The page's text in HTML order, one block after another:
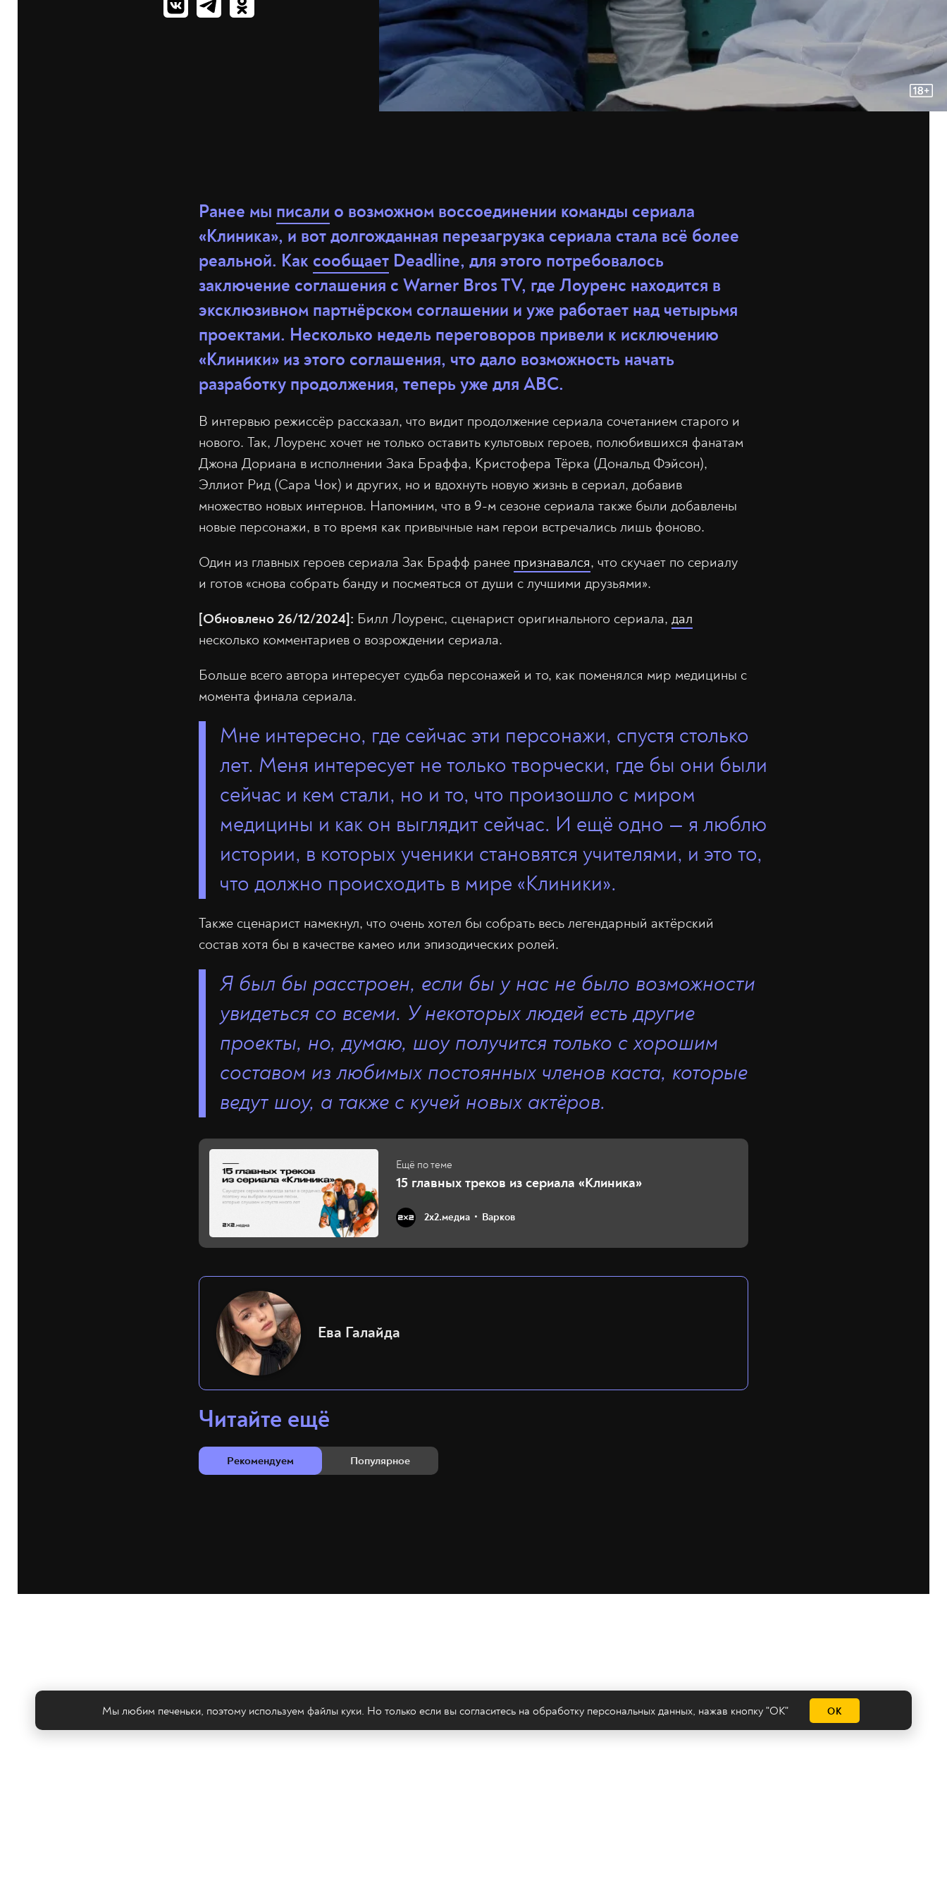
Ранее мы писали о возможном воссоединении команды сериала
«Клиника», и вот долгожданная перезагрузка сериала стала всё более
реальной. Как сообщает Deadline, для этого потребовалось
заключение соглашения с Warner Bros TV, где Лоуренс находится в
эксклюзивном партнёрском соглашении и уже работает над четырьмя
проектами. Несколько недель переговоров привели к исключению
«Клиники» из этого соглашения, что дало возможность начать
разработку продолжения, теперь уже для ABC.
В интервью режиссёр рассказал, что видит продолжение сериала сочетанием старого и
нового. Так, Лоуренс хочет не только оставить культовых героев, полюбившихся фанатам
Джона Дориана в исполнении Зака Браффа, Кристофера Тёрка (Дональд Фэйсон),
Эллиот Рид (Сара Чок) и других, но и вдохнуть новую жизнь в сериал, добавив
множество новых интернов. Напомним, что в 9-м сезоне сериала также были добавлены
новые персонажи, в то время как привычные нам герои встречались лишь фоново.
Один из главных героев сериала Зак Брафф ранее признавался, что скучает по сериалу
и готов «снова собрать банду и посмеяться от души с лучшими друзьями».
[Обновлено 26/12/2024]: Билл Лоуренс, сценарист оригинального сериала, дал
несколько комментариев о возрождении сериала.
Больше всего автора интересует судьба персонажей и то, как поменялся мир медицины с
момента финала сериала.
Мне интересно, где сейчас эти персонажи, спустя столько
лет. Меня интересует не только творчески, где бы они были
сейчас и кем стали, но и то, что произошло с миром
медицины и как он выглядит сейчас. И ещё одно — я люблю
истории, в которых ученики становятся учителями, и это то,
что должно происходить в мире «Клиники».
Также сценарист намекнул, что очень хотел бы собрать весь легендарный актёрский
состав хотя бы в качестве камео или эпизодических ролей.
Я был бы расстроен, если бы у нас не было возможности
увидеться со всеми. У некоторых людей есть другие
проекты, но, думаю, шоу получится только с хорошим
составом из любимых постоянных членов каста, которые
ведут шоу, а также с кучей новых актёров.
15 главных треков из сериала «Клиника»
2х2.медиа Варков
Ева Галайда
Читайте ещё
Рекомендуем Популярное
Мы любим печеньки, поэтому используем файлы куки. Но только если вы согласитесь на обработку персональных данных, нажав кнопку "ОК" ОК